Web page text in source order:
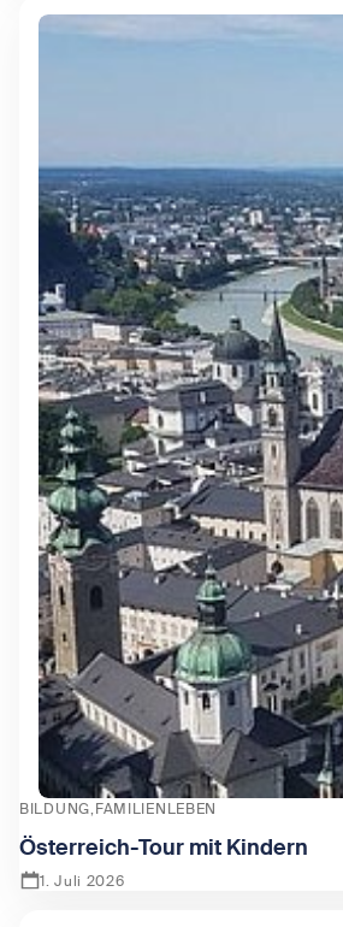
BILDUNG FAMILIENLEBEN
Österreich-Tour mit Kindern
1. Juli 2026